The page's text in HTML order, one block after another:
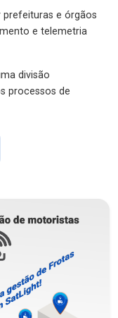
e órgãos
e telemetria
divisão
processos de